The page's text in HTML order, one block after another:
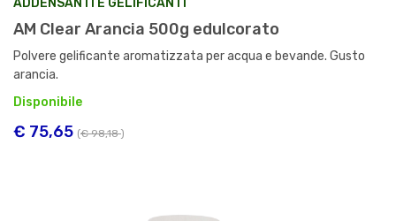
ADDENSANTI E GELIFICANTI
AM Clear Arancia 500g edulcorato
Polvere gelificante aromatizzata per acqua e bevande. Gusto
arancia.
Disponibile
€ 75,65 (€ 98,18)